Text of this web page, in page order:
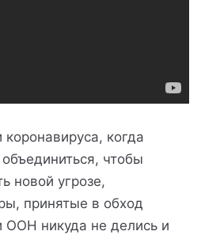
когда
чтобы
новой угрозе,
принятые в обход
ООН никуда не делись и